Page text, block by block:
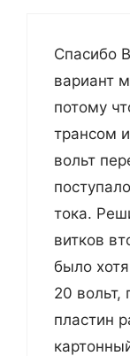
Спасибо
вариант
потому
трансом
вольт
тока.
витков
было
20 вольт,
пластин